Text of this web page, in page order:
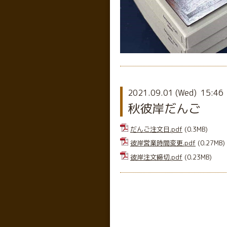
2021.09.01 (Wed) 15:46
秋彼岸だんご
だんご注文日.pdf (0.3MB)
彼岸営業時間変更.pdf (0.27MB)
彼岸注文締切.pdf (0.23MB)